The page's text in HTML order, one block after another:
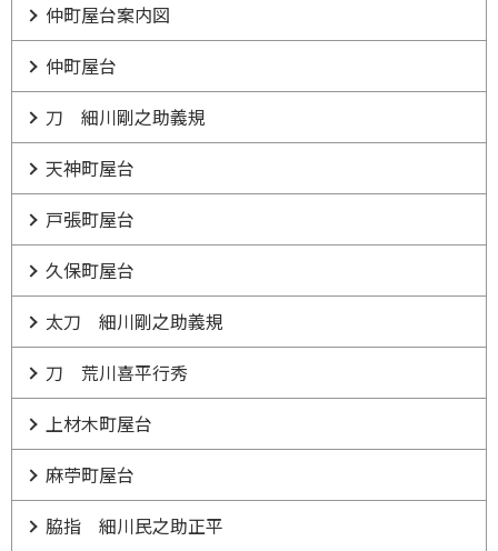
仲町屋台案内図
仲町屋台
刀 細川剛之助義規
天神町屋台
戸張町屋台
久保町屋台
太刀 細川剛之助義規
刀 荒川喜平行秀
上材木町屋台
麻苧町屋台
脇指 細川民之助正平